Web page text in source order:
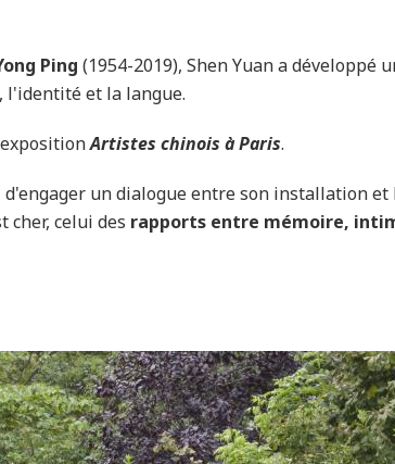
Ping (1954-2019), Shen Yuan a développé
et la langue.
Artistes chinois à Paris.
un dialogue entre son installation et
celui des rapports entre mémoire,